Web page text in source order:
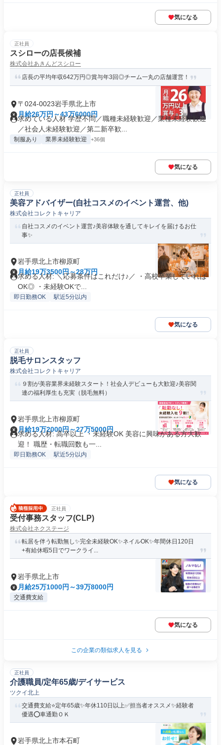
気になる
正社員
スシローの店長候補
株式会社あきんどスシロー
店長の平均年収642万円◎賞与年3回◎チーム一丸の店舗運営！
〒024-0023岩手県北上市
月給26万円～43万6000円
求めている人材 学歴不問／職種未経験歓迎／業種未経験歓迎
／社会人未経験歓迎／第二新卒歓...
制服あり 業界未経験歓迎 +36個
気になる
正社員
美容アドバイザー(自社コスメのイベント運営、他)
株式会社コレクトキャリア
自社コスメのイベント運営♪美容体験を通してキレイを届けるお仕
事✨
岩手県北上市柳原町
月給19万3500円～28万円
求める人材: ＼応募条件はこれだけ♪／ ・高校卒業していれば
OK◎ ・未経験OKで...
即日勤務OK 駅近5分以内
気になる
正社員
脱毛サロンスタッフ
株式会社コレクトキャリア
９割が美容業界未経験スタート！社会人デビューも大歓迎♪美容関
連の福利厚生も充実（脱毛無料）
岩手県北上市柳原町
月給19万2000円～27万5000円
求める人材: 高卒以上 ・未経験OK 美容に興味がある方大歓
迎！ 職歴・転職回数も一...
即日勤務OK 駅近5分以内
気になる
正社員
受付事務スタッフ(CLP)
株式会社ネクステージ
転居を伴う転勤無し✨完全未経験OK✨ネイルOK✨年間休日120日
+有給休暇5日でワークライ...
岩手県北上市
月給25万1000円～39万8000円
交通費支給
気になる
この企業の類似求人を見る
正社員
介護職員/定年65歳/デイサービス
ツクイ北上
交通費支給⭐️定年65歳✨年休110日以上✅️担当者オススメ✨経験者
優遇⭕️車通勤ＯＫ
岩手県北上市本石町